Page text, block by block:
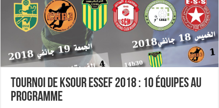
Tournoi de Ksour Essef 2018 : 10 équipes au
programme